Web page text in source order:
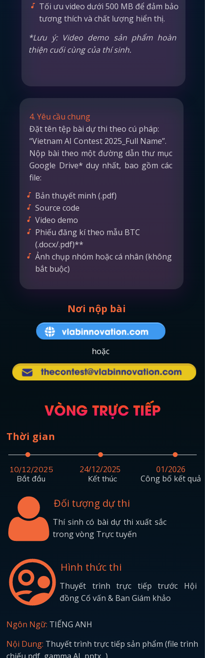
Tối ưu video dưới 500 MB để đảm bảo
tương thích và chất lượng hiển thị.
*Lưu ý: Video demo sản phẩm hoàn
thiện cuối cùng của thí sinh.
4. Yêu cầu chung
Đặt tên tệp bài dự thi theo cú pháp:
“Vietnam AI Contest 2025_Full Name”.
Nộp bài theo một đường dẫn thư mục
Google Drive* duy nhất, bao gồm các
file:
Bản thuyết minh (.pdf)
Source code
Video demo
Phiếu đăng kí theo mẫu BTC
(.docx/.pdf)**
Ảnh chụp nhóm hoặc cá nhân (không
bắt buộc)
Nơi nộp bài
hoặc
VÒNG TRỰC TIẾP
Thời gian
10/12/2025
Bắt đầu
24/12/2025
Kết thúc
01/2026
Công bố kết quả
Đối tượng dự thi
Thí sinh có bài dự thi xuất sắc
trong vòng Trực tuyến
Hình thức thi
Thuyết trình trực tiếp trước Hội
đồng Cố vấn & Ban Giám khảo
Ngôn Ngữ: TIẾNG ANH
Nội Dung: Thuyết trình trực tiếp sản phẩm (file trình